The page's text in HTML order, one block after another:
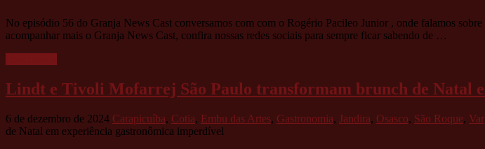
No episódio 56 do Granja News Cast conversamos com com o Rogério Pacileo Junior , onde falamos
acompanhar mais o Granja News Cast, confira nossas redes sociais para sempre ficar sabendo de …
Lindt e Tivoli Mofarrej São Paulo transformam brunch de Natal
6 de dezembro de 2024 Carapicuíba, Cotia, Embu das Artes, Gastronomia, Jandira, Osasco, São Roque,
de Natal em experiência gastronômica imperdível